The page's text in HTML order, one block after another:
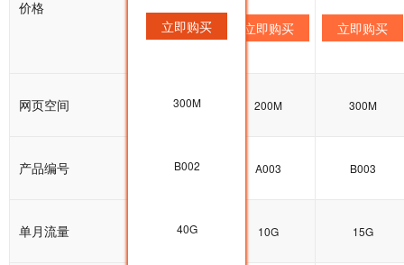
价格
立即购买 立即购买 立即购买
网页空间 100M 200M 300M
产品编号 B002 A003 B003
单月流量 5G 10G 15G
立即购买
300M
B002
40G